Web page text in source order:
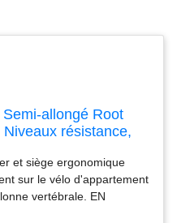
allongé Root
résistance,
Maison, Argenté
et siège ergonomique
sur le vélo d'appartement
vertébrale. EN